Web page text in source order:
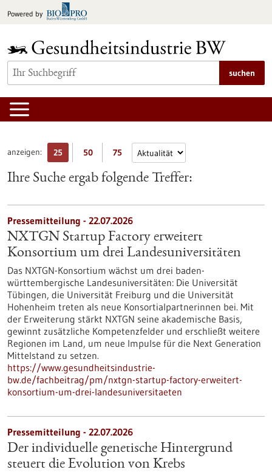
Inhalt
Powered by
suchen
anzeigen: 25 50 75
Ihre Suche ergab folgende Treffer:
Pressemitteilung - 22.07.2026
NXTGN Startup Factory erweitert
Konsortium um drei Landesuniversitäten
Das NXTGN-Konsortium wächst um drei baden-
württembergische Landesuniversitäten: Die Universität
Tübingen, die Universität Freiburg und die Universität
Hohenheim treten als neue Konsortialpartnerinnen bei. Mit
der Erweiterung stärkt NXTGN seine akademische Basis,
gewinnt zusätzliche Kompetenzfelder und erschließt weitere
Regionen im Land, um neue Impulse für die Next Generation
Mittelstand zu setzen.
https://www.gesundheitsindustrie-
bw.de/fachbeitrag/pm/nxtgn-startup-factory-erweitert-
konsortium-um-drei-landesuniversitaeten
Pressemitteilung - 22.07.2026
Der individuelle genetische Hintergrund
steuert die Evolution von Krebs